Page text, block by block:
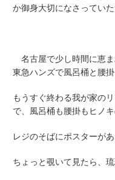
か御身大切になさっていた
名古屋で少し時間に恵
東急ハンズで風呂桶と腰掛
もうすぐ終わる我が家の
で、風呂桶も腰掛もヒノ
レジのそばにポスターがあ
ちょっと覗いて見たら、